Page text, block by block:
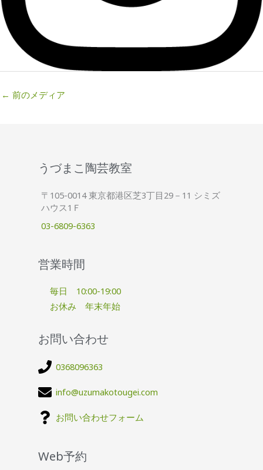
← 前のメディア
うづまこ陶芸教室
〒105-0014 東京都港区芝3丁目29－11 シミズ
ハウス1Ｆ
03-6809-6363
営業時間
毎日 10:00-19:00
お休み 年末年始
お問い合わせ
0368096363
info@uzumakotougei.com
お問い合わせフォーム
Web予約